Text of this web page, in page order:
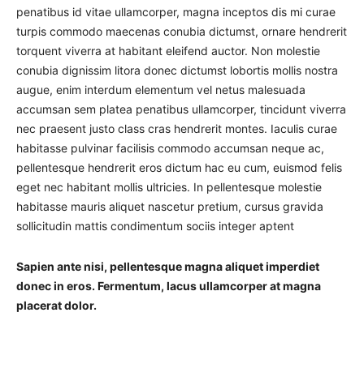
penatibus id vitae ullamcorper, magna inceptos dis mi curae
turpis commodo maecenas conubia dictumst, ornare hendrerit
torquent viverra at habitant eleifend auctor. Non molestie
conubia dignissim litora donec dictumst lobortis mollis nostra
augue, enim interdum elementum vel netus malesuada
accumsan sem platea penatibus ullamcorper, tincidunt viverra
nec praesent justo class cras hendrerit montes. Iaculis curae
habitasse pulvinar facilisis commodo accumsan neque ac,
pellentesque hendrerit eros dictum hac eu cum, euismod felis
eget nec habitant mollis ultricies. In pellentesque molestie
habitasse mauris aliquet nascetur pretium, cursus gravida
sollicitudin mattis condimentum sociis integer aptent
Sapien ante nisi, pellentesque magna aliquet imperdiet
donec in eros. Fermentum, lacus ullamcorper at magna
placerat dolor.